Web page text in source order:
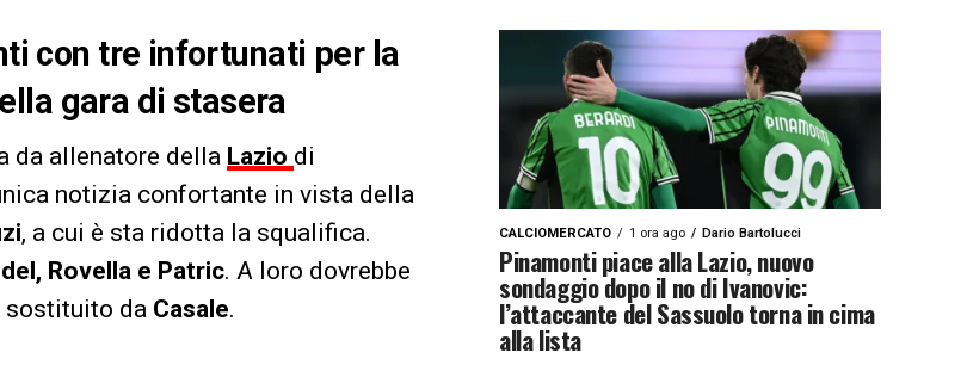
con tre infortunati per la
gara di stasera
da allenatore della Lazio di
notizia confortante in vista della
, a cui è sta ridotta la squalifica.
Rovella e Patric. A loro dovrebbe
sostituito da Casale.
CALCIOMERCATO 1 ora ago Dario Bartolucci
Pinamonti piace alla Lazio, nuovo
sondaggio dopo il no di Ivanovic:
l’attaccante del Sassuolo torna in cima
alla lista